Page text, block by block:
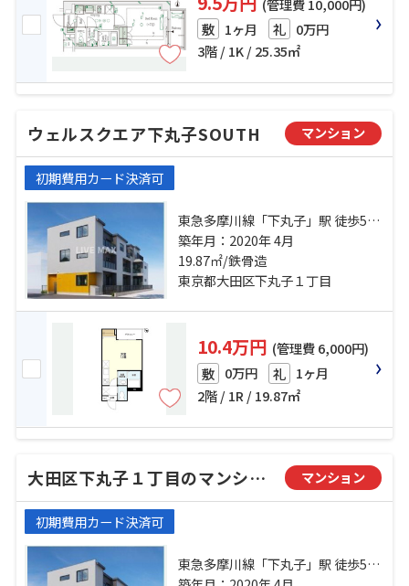
(管理費 10,000円)
敷 1ヶ月 礼 0万円
3階 / 1K / 25.35㎡
ウェルスクエア下丸子SOUTH マンション
初期費用カード決済可
東急多摩川線「下丸子」駅 徒歩5分
東急池上線「千鳥町」駅 徒歩11分
東急多摩川線「武蔵新田」駅 徒歩7
分
築年月：2020年 4月
19.87㎡/鉄骨造
東京都大田区下丸子１丁目
10.4万円 (管理費 6,000円)
敷 0万円 礼 1ヶ月
2階 / 1R / 19.87㎡
大田区下丸子１丁目のマンション マンション
初期費用カード決済可
東急多摩川線「下丸子」駅 徒歩5分